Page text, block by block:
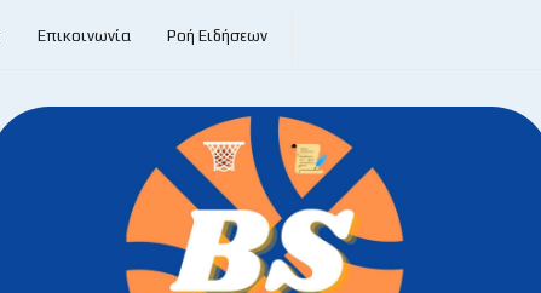
Επικοινωνία Ροή Ειδήσεων